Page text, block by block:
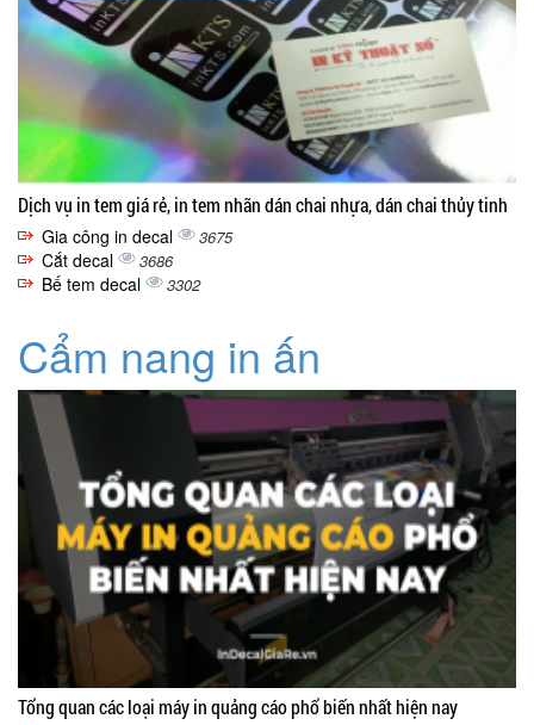
Dịch vụ in tem giá rẻ, in tem nhãn dán chai nhựa, dán chai thủy tinh
Gia công in decal 3675
Cắt decal 3686
Bế tem decal 3302
Cẩm nang in ấn
Tổng quan các loại máy in quảng cáo phổ biến nhất hiện nay